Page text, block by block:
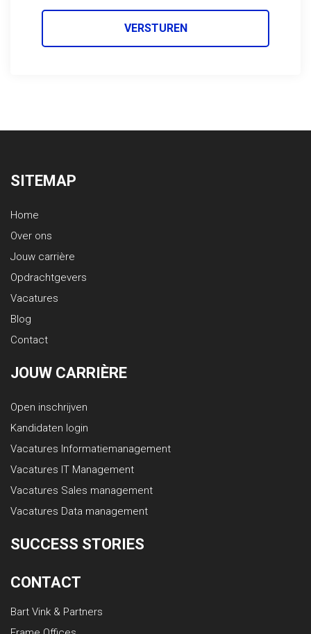
VERSTUREN
SITEMAP
Home
Over ons
Jouw carrière
Opdrachtgevers
Vacatures
Blog
Contact
JOUW CARRIÈRE
Open inschrijven
Kandidaten login
Vacatures Informatiemanagement
Vacatures IT Management
Vacatures Sales management
Vacatures Data management
SUCCESS STORIES
CONTACT
Bart Vink & Partners